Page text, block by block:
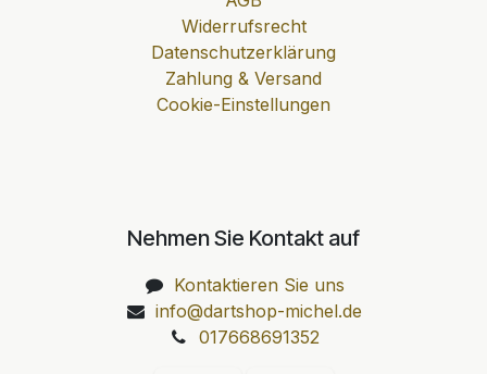
Widerrufsrecht
Datenschutzerklärung
Zahlung & Versand
Cookie-Einstellungen
Nehmen Sie Kontakt auf
Kontaktieren Sie uns
info@dartshop-michel.de
017668691352